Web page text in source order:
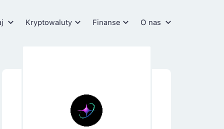
Kryptowaluty Finanse O nas